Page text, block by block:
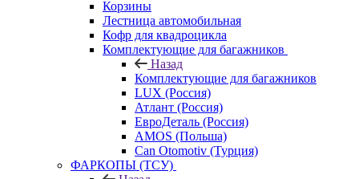
Корзины
Лестница автомобильная
Кофр для квадроцикла
Комплектующие для багажников
Назад
Комплектующие для багажников
LUX (Россия)
Атлант (Россия)
ЕвроДеталь (Россия)
AMOS (Польша)
Can Otomotiv (Турция)
ФАРКОПЫ (ТСУ)